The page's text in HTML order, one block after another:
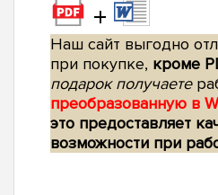
+
Наш сайт выгодно
при покупке, кроме
подарок получаете
преобразованную в
это предоставляет
возможности при